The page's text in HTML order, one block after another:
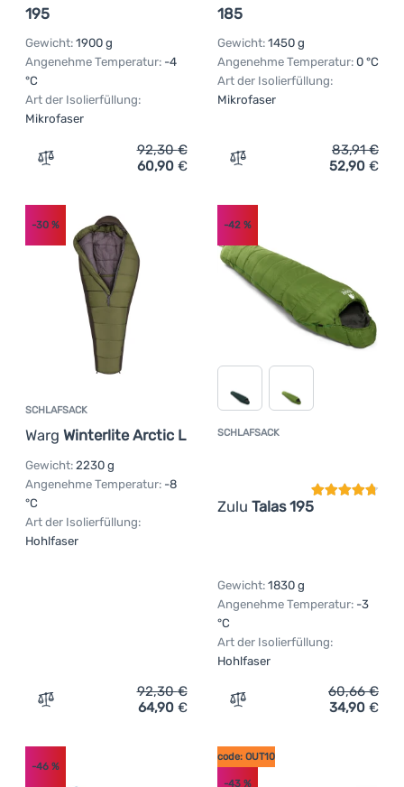
195
Gewicht: 1900 g
Angenehme Temperatur: -4
°C
Art der Isolierfüllung:
Mikrofaser
Zum Vergleich 'Schlafsack Zulu Dreamtime Winter 195'
92,30€
60,90 €
185
Gewicht: 1450 g
Angenehme Temperatur: 0 °C
Art der Isolierfüllung:
Mikrofaser
Zum Vergleich
83,91€
52,90 €
SCHLAFSACK
Warg Winterlite Arctic L
-30 %
Gewicht: 2230 g
Angenehme Temperatur: -8
°C
Art der Isolierfüllung:
Hohlfaser
Zum Vergleich 'Schlafsack Warg Winterlite Arctic L'
92,30€
64,90 €
SCHLAFSACK
Zulu Talas 195
-42%
Gewicht: 1830 g
Angenehme Temperatur: -3
°C
Art der Isolierfüllung:
Hohlfaser
Zum Vergleich
60,66€
34,90 €
-46 %
code: OUT10
-43%